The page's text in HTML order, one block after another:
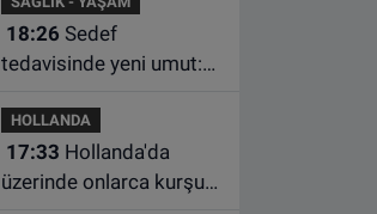
shoplara hayvan başına
1.500 euro ceza
18:26
tedavisinde yeni umut:
iyileşmediği bulundu
HOLLANDA
17:33
üzerinde onlarca kurşun